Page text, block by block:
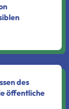
des
öffentliche